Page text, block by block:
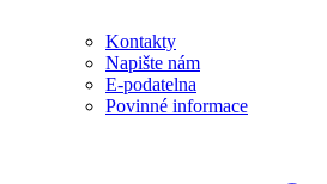
Kontakty
Napište nám
E-podatelna
Povinné informace